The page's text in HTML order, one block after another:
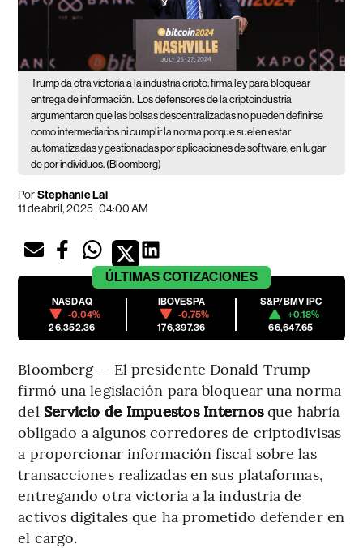
Trump da otra victoria a la industria cripto: firma ley para bloquear
entrega de información.
Los defensores de la criptoindustria
argumentaron que las bolsas descentralizadas no pueden definirse
como intermediarios ni cumplir la norma porque suelen estar
automatizadas y gestionadas por aplicaciones de software, en lugar
de por individuos. (Bloomberg)
PorStephanie Lai
11 de abril, 2025 | 04:00 AM
ÚLTIMAS COTIZACIONES
NASDAQ
-0.04%
26,352.36
IBOVESPA
-0.75%
176,397.36
S&P/BMV IPC
+0.18%
66,647.65
Bloomberg — El presidente Donald Trump
firmó una legislación para bloquear una norma
del Servicio de Impuestos Internosque habría
obligado a algunos corredores de criptodivisas
a proporcionar información fiscal sobre las
transacciones realizadas en sus plataformas,
entregando otra victoria a la industria de
activos digitales que ha prometido defender en
el cargo.